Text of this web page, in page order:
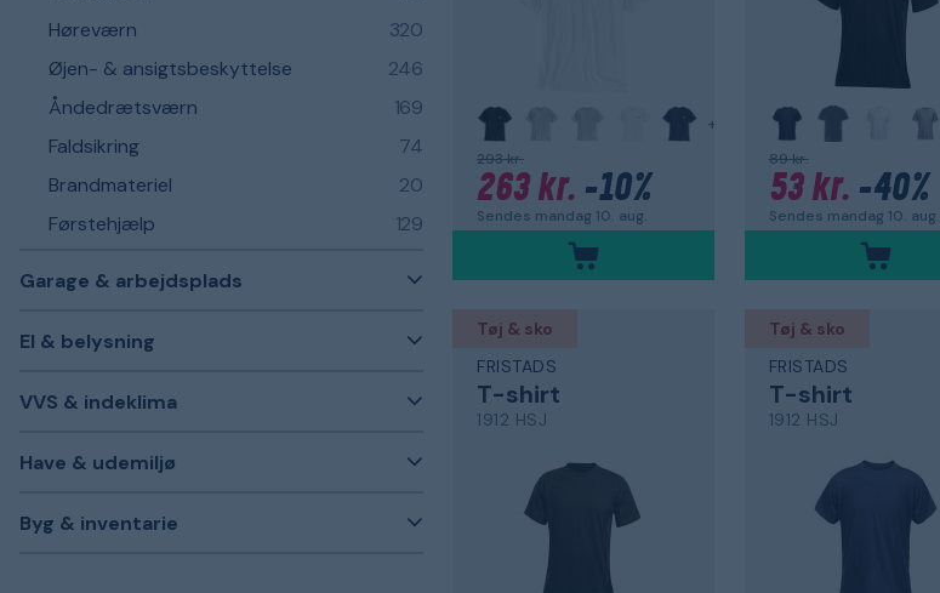
Høreværn
320
Øjen- & ansigtsbeskyttelse
246
Åndedrætsværn
169
Faldsikring
74
Brandmateriel
20
Førstehjælp
129
Garage & arbejdsplads
El & belysning
VVS & indeklima
Have & udemiljø
Byg & inventarie
+
293 kr.
263 kr. -10%
Sendes mandag 10. aug.
89 kr.
53 kr.-40%
Sendes mandag 10. aug.
Tøj & sko
FRISTADS
T-shirt
1912 HSJ
Tøj & sko
FRISTADS
T-shirt
1912 HSJ